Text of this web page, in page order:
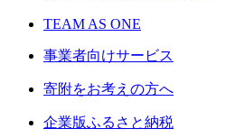
TEAM AS ONE
事業者向けサービス
寄附をお考えの方へ
企業版ふるさと納税